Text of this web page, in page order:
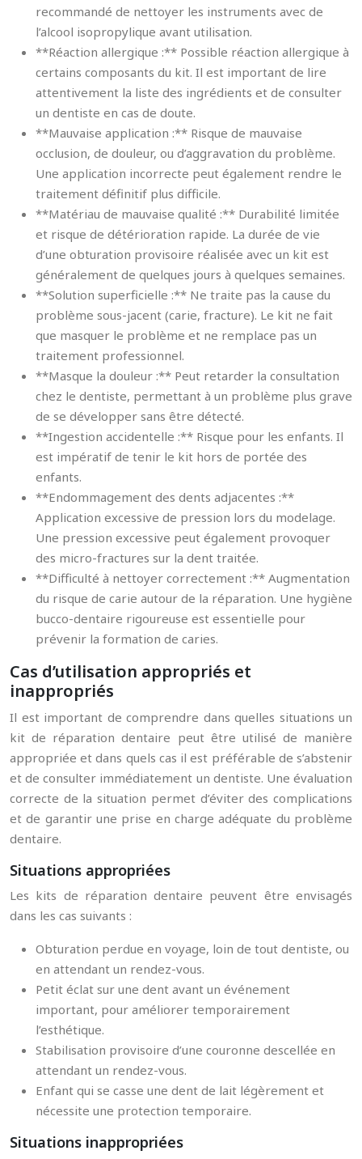
recommandé de nettoyer les instruments avec de
l’alcool isopropylique avant utilisation.
**Réaction allergique :** Possible réaction allergique à
certains composants du kit. Il est important de lire
attentivement la liste des ingrédients et de consulter
un dentiste en cas de doute.
**Mauvaise application :** Risque de mauvaise
occlusion, de douleur, ou d’aggravation du problème.
Une application incorrecte peut également rendre le
traitement définitif plus difficile.
**Matériau de mauvaise qualité :** Durabilité limitée
et risque de détérioration rapide. La durée de vie
d’une obturation provisoire réalisée avec un kit est
généralement de quelques jours à quelques semaines.
**Solution superficielle :** Ne traite pas la cause du
problème sous-jacent (carie, fracture). Le kit ne fait
que masquer le problème et ne remplace pas un
traitement professionnel.
**Masque la douleur :** Peut retarder la consultation
chez le dentiste, permettant à un problème plus grave
de se développer sans être détecté.
**Ingestion accidentelle :** Risque pour les enfants. Il
est impératif de tenir le kit hors de portée des
enfants.
**Endommagement des dents adjacentes :**
Application excessive de pression lors du modelage.
Une pression excessive peut également provoquer
des micro-fractures sur la dent traitée.
**Difficulté à nettoyer correctement :** Augmentation
du risque de carie autour de la réparation. Une hygiène
bucco-dentaire rigoureuse est essentielle pour
prévenir la formation de caries.
Cas d’utilisation appropriés et
inappropriés
Il est important de comprendre dans quelles situations un
kit de réparation dentaire peut être utilisé de manière
appropriée et dans quels cas il est préférable de s’abstenir
et de consulter immédiatement un dentiste. Une évaluation
correcte de la situation permet d’éviter des complications
et de garantir une prise en charge adéquate du problème
dentaire.
Situations appropriées
Les kits de réparation dentaire peuvent être envisagés
dans les cas suivants :
Obturation perdue en voyage, loin de tout dentiste, ou
en attendant un rendez-vous.
Petit éclat sur une dent avant un événement
important, pour améliorer temporairement
l’esthétique.
Stabilisation provisoire d’une couronne descellée en
attendant un rendez-vous.
Enfant qui se casse une dent de lait légèrement et
nécessite une protection temporaire.
Situations inappropriées